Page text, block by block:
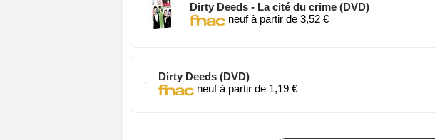
Dirty Deeds - La cité du crime (DVD)
neuf à partir de 3,52 €
Dirty Deeds (DVD)
neuf à partir de 1,19 €